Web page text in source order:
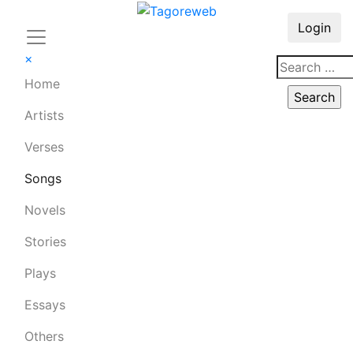
×
Home
Artists
Verses
Songs
Novels
Stories
Plays
Essays
Others
Login